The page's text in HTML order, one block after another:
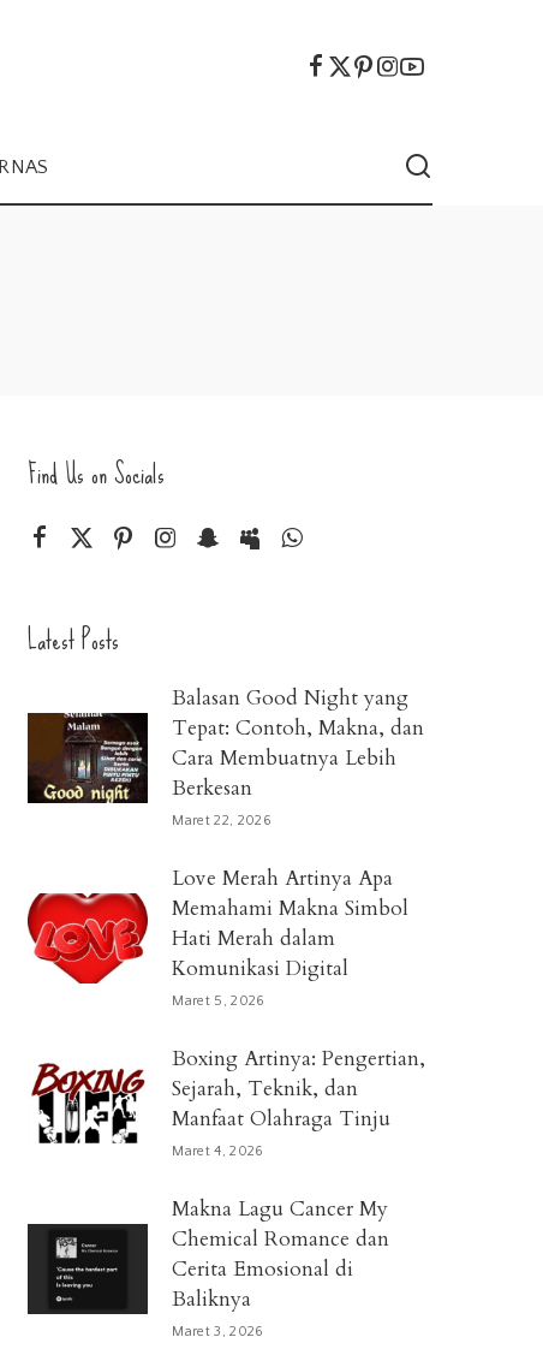
Find Us on Socials
Latest Posts
Balasan Good Night yang
Tepat: Contoh, Makna, dan
Cara Membuatnya Lebih
Berkesan
Maret 22, 2026
Love Merah Artinya Apa
Memahami Makna Simbol
Hati Merah dalam
Komunikasi Digital
Maret 5, 2026
Boxing Artinya: Pengertian,
Sejarah, Teknik, dan
Manfaat Olahraga Tinju
Maret 4, 2026
Makna Lagu Cancer My
Chemical Romance dan
Cerita Emosional di
Baliknya
Maret 3, 2026